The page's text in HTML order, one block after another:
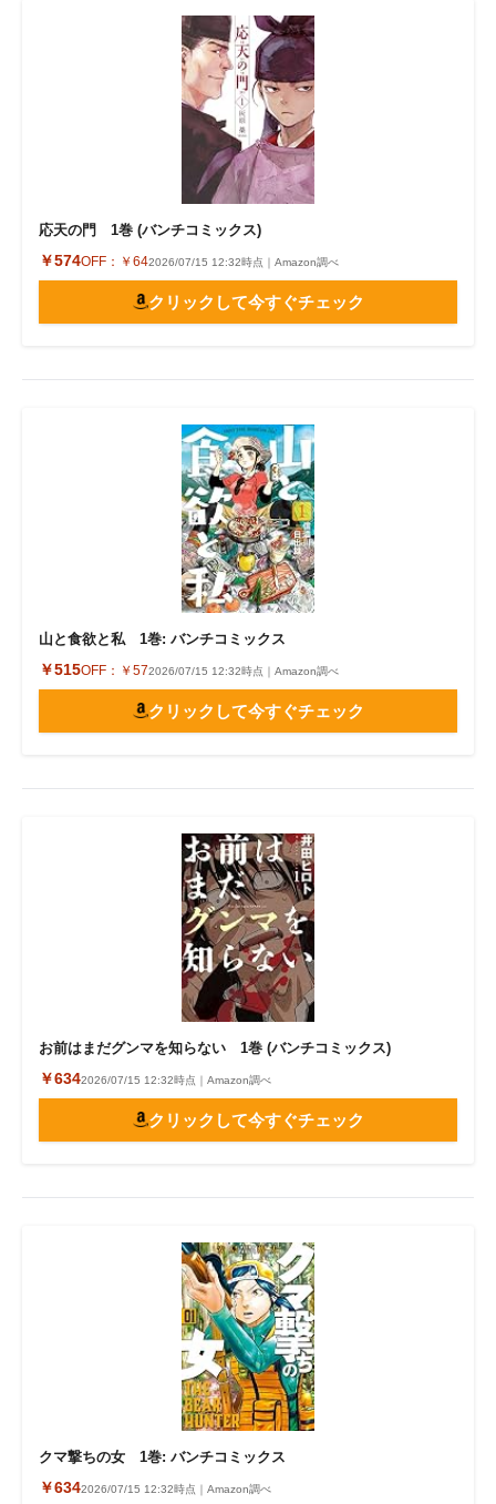
応天の門 1巻 (バンチコミックス)
￥574OFF： ￥642026/07/15 12:32時点｜Amazon調べ
クリックして今すぐチェック
山と食欲と私 1巻: バンチコミックス
￥515OFF： ￥572026/07/15 12:32時点｜Amazon調べ
クリックして今すぐチェック
お前はまだグンマを知らない 1巻 (バンチコミックス)
￥6342026/07/15 12:32時点｜Amazon調べ
クリックして今すぐチェック
クマ撃ちの女 1巻: バンチコミックス
￥6342026/07/15 12:32時点｜Amazon調べ